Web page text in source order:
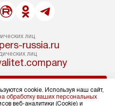
лиц
russia.ru
лиц
cookie. Используя наш сайт,
обработку ваших персональных
веб-аналитики (Cookie) и